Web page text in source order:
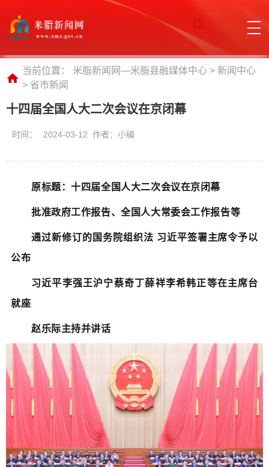
当前位置： 米脂新闻网—米脂县融媒体中心 > 新闻中心
> 省市新闻
十四届全国人大二次会议在京闭幕
时间： 2024-03-12 作者：小编
原标题：十四届全国人大二次会议在京闭幕
批准政府工作报告、全国人大常委会工作报告等
通过新修订的国务院组织法 习近平签署主席令予以
公布
习近平李强王沪宁蔡奇丁薛祥李希韩正等在主席台
就座
赵乐际主持并讲话